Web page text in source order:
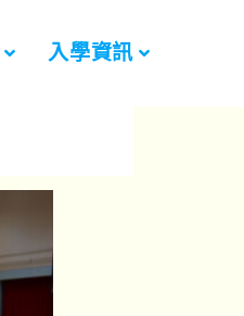
入學資訊